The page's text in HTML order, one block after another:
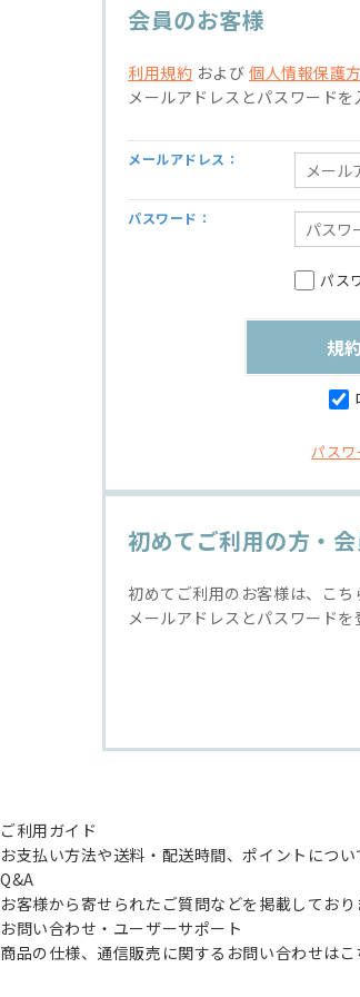
会員のお客様
利用規約 および個人情報保護
メールアドレスとパスワードを
メールアドレス：
パスワード：
パス
パス
初めてご利用の方・
初めてご利用のお客様は、こち
メールアドレスとパスワード
ご利用ガイド
お支払い方法や送料・配送時間、ポイントにつ
Q&A
お客様から寄せられたご質問などを掲載しており
お問い合わせ・ユーザーサポート
商品の仕様、通信販売に関するお問い合わせはこ